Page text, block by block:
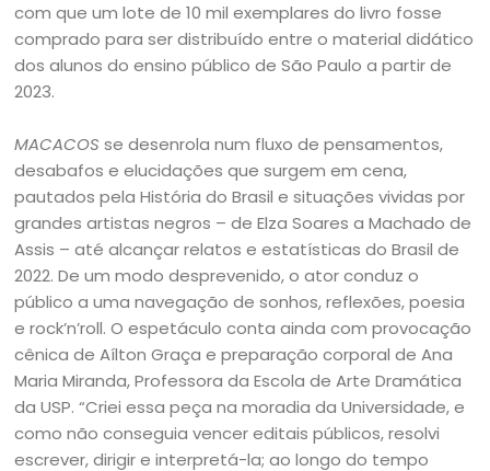
com que um lote de 10 mil exemplares do livro fosse
comprado para ser distribuído entre o material didático
dos alunos do ensino público de São Paulo a partir de
2023.
MACACOSse desenrola num fluxo de pensamentos,
desabafos e elucidações que surgem em cena,
pautados pela História do Brasil e situações vividas por
grandes artistas negros – de Elza Soares a Machado de
Assis – até alcançar relatos e estatísticas do Brasil de
2022. De um modo desprevenido, o ator conduz o
público a uma navegação de sonhos, reflexões, poesia
e rock’n’roll. O espetáculo conta ainda com provocação
cênica de Aílton Graça e preparação corporal de Ana
Maria Miranda, Professora da Escola de Arte Dramática
da USP. “Criei essa peça na moradia da Universidade, e
como não conseguia vencer editais públicos, resolvi
escrever, dirigir e interpretá-la; ao longo do tempo